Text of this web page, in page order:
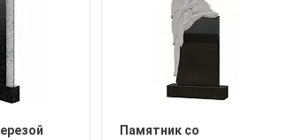
Памятник со